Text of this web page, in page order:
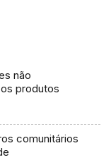
não
produtos
comunitários